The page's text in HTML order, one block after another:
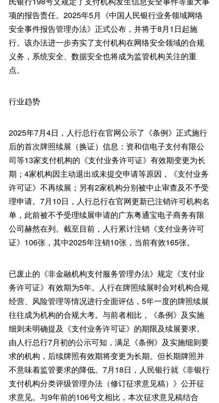
项的报告责任。2025年5月《中国人民银行业务领域网络
安全事件报告管理办法》正式公布，并将于8月1日起施
行。该办法进一步夯实了支付机构在网络安全领域的合规
义务，系统安全、数据安全也将成为监管机构关注的重
点。
行业趋势
2025年7月4日，人行总行在官网公示了《条例》正式施行
后的首次牌照续展（换证）信息：资和信电子支付有限公
司等13家支付机构的《支付业务许可证》有效期变更为长
期；4家机构因主动退出或未提交申请等原因，《支付业务
许可证》不再续展；另有2家机构分别被中止审查及不予受
理申请。7月10日，人行总行在官网更新已注销许可机构名
单，此前被不予受理续展申请的广东粤通宝电子商务有限
公司赫然在列。截至目前，人行累计注销《支付业务许可
证》106张，其中2025年注销10张，当前有效165张。
已废止的《非金融机构支付服务管理办法》规定《支付业
务许可证》有效期为5年。人行在牌照续展时会对机构合规
经营、风险管理等情况进行全面评估，5年一度的牌照续展
往往成为机构的合规大考。与前者相比，《条例》及实施
细则未明确提及《支付业务许可证》的期限及续展要求。
由人行总行7月初的公示可知，满足《条例》及实施细则要
求的机构，后续牌照有效期将变更为长期。但长期牌照并
不意味着监管要求的降低。7月18日，人民银行就《非银行
支付机构分类评级管理办法（修订征求意见稿）》公开征
求意见。与9年前的106号文相比，本次征求意见稿结合